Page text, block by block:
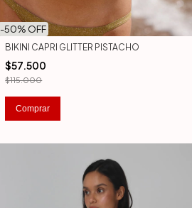
-50% OFF
BIKINI CAPRI GLITTER PISTACHO
$57.500
$115.000
Comprar